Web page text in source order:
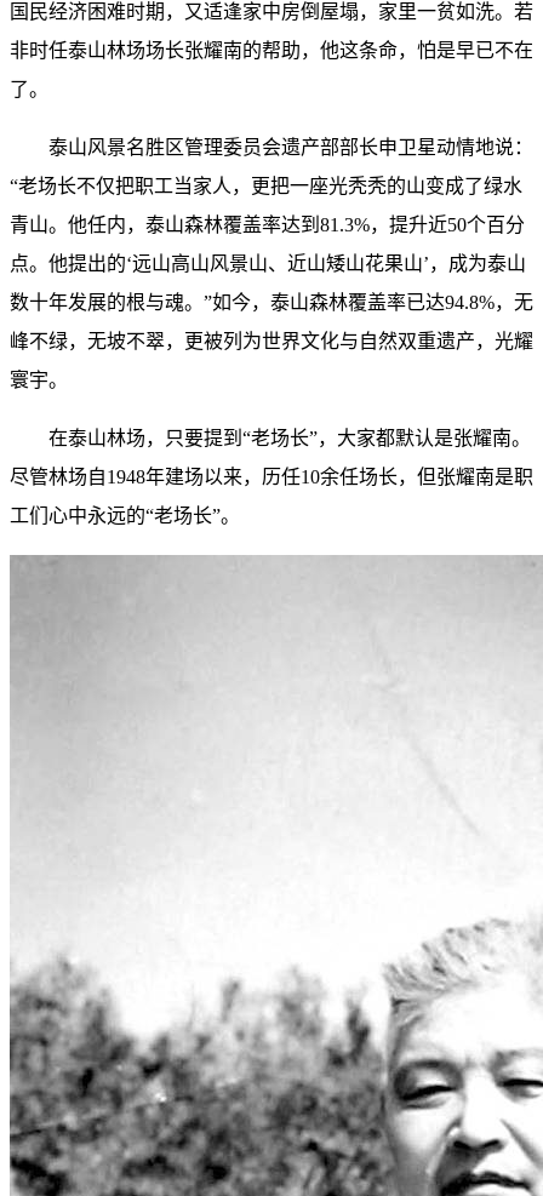
国民经济困难时期，又适逢家中房倒屋塌，家里一贫如洗。若
非时任泰山林场场长张耀南的帮助，他这条命，怕是早已不在
了。
泰山风景名胜区管理委员会遗产部部长申卫星动情地说：
“老场长不仅把职工当家人，更把一座光秃秃的山变成了绿水
青山。他任内，泰山森林覆盖率达到81.3%，提升近50个百分
点。他提出的‘远山高山风景山、近山矮山花果山’，成为泰山
数十年发展的根与魂。”如今，泰山森林覆盖率已达94.8%，无
峰不绿，无坡不翠，更被列为世界文化与自然双重遗产，光耀
寰宇。
在泰山林场，只要提到“老场长”，大家都默认是张耀南。
尽管林场自1948年建场以来，历任10余任场长，但张耀南是职
工们心中永远的“老场长”。